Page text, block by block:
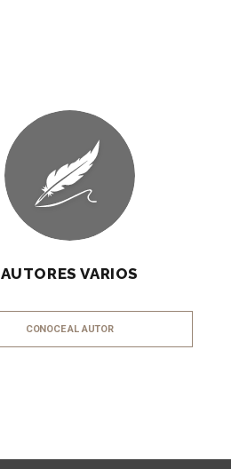
AUTORES VARIOS
CONOCE AL AUTOR